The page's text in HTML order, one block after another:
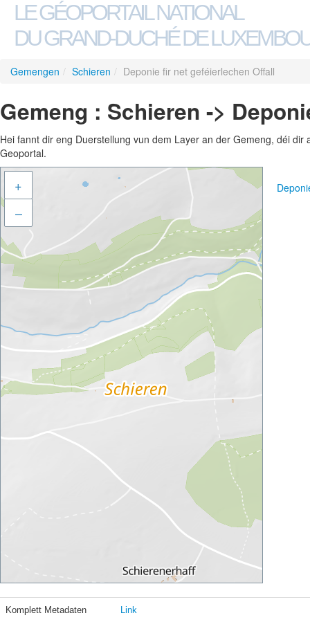
LE GÉOPORTAIL NATIONAL
DU GRAND-DUCHÉ DE
Gemengen / Schieren / Deponie fir net geféierlechen Offall
Gemeng : Schieren ->
Hei fannt dir eng Duerstellung vun dem Layer an der Gemeng, déi
Geoportal.
+
–
Komplett Metadaten Link